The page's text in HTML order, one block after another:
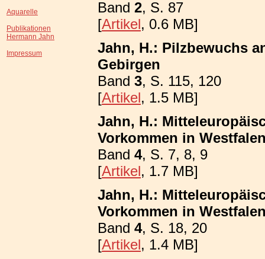
Aquarelle
Publikationen
Hermann Jahn
Impressum
Band 2, S. 87
[Artikel, 0.6 MB]
Jahn, H.: Pilzbewuchs
Gebirgen
Band 3, S. 115, 120
[Artikel, 1.5 MB]
Jahn, H.:
Vorkommen in
Band 4, S. 7, 8, 9
[Artikel, 1.7 MB]
Jahn, H.:
Vorkommen in
Band 4, S. 18, 20
[Artikel, 1.4 MB]